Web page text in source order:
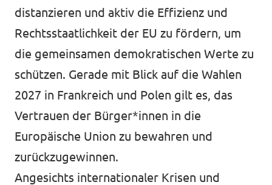
distanzieren und aktiv die Effizienz und
Rechtsstaatlichkeit der EU zu fördern, um
die gemeinsamen demokratischen Werte zu
schützen. Gerade mit Blick auf die Wahlen
2027 in Frankreich und Polen gilt es, das
Vertrauen der Bürger*innen in die
Europäische Union zu bewahren und
zurückzugewinnen.
Angesichts internationaler Krisen und